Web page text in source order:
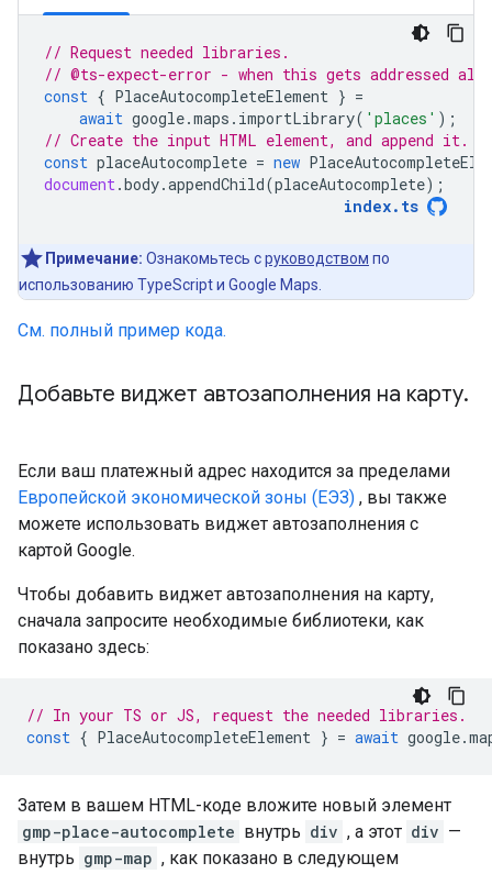
// Request needed libraries.
// @ts-expect-error - when this gets addressed
const { PlaceAutocompleteElement } =
await google.maps . importLibrary( 'places' );
// Create the input HTML element, and append it.
const placeAutocomplete = new
document.body.appendChild(placeAutocomplete);
index. ts
Примечание: Ознакомьтесь сруководством по
использованию TypeScript и Google Maps.
См. полный пример кода.
Добавьте виджет автозаполнения на карту.
Если ваш платежный адрес находится за пределами
Европейской экономической зоны (ЕЭЗ) , вы также
можете использовать виджет автозаполнения с
картой Google.
Чтобы добавить виджет автозаполнения на карту,
сначала запросите необходимые библиотеки, как
показано здесь:
// In your TS or JS, request the needed libraries.
const { PlaceAutocompleteElement } = await google.
Затем в вашем HTML-коде вложите новый элемент
gmp-place-autocomplete внутрь div , а этот div —
внутрь gmp-map , как показано в следующем